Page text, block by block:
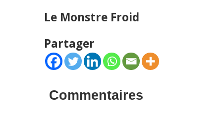
Le Monstre Froid
Partager
Commentaires